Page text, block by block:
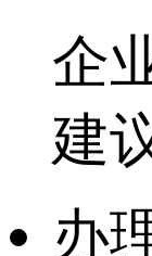
企
建
办